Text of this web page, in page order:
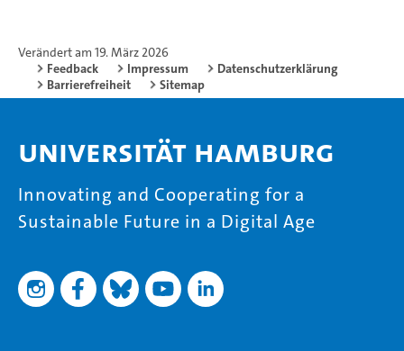
Verändert am 19. März 2026
Feedback
Impressum
Datenschutzerklärung
Barrierefreiheit
Sitemap
Universität Hamburg
Innovating and Cooperating for a
Sustainable Future in a Digital Age